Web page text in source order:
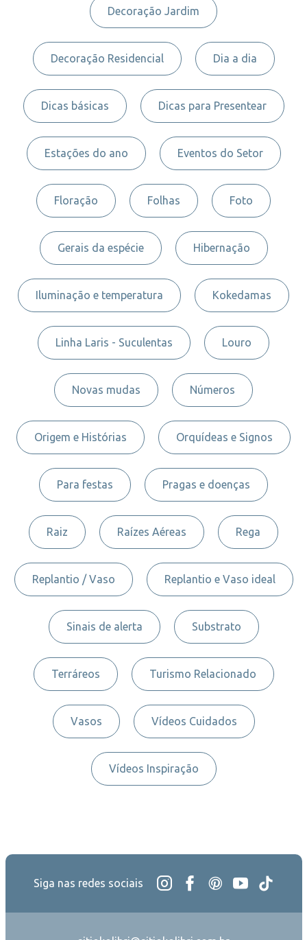
Decoração Jardim
Decoração Residencial Dia a dia
Dicas básicas Dicas para Presentear
Estações do ano Eventos do Setor
Floração Folhas Foto
Gerais da espécie Hibernação
Iluminação e temperatura Kokedamas
Linha Laris - Suculentas Louro
Novas mudas Números
Origem e Histórias Orquídeas e Signos
Para festas Pragas e doenças
Raiz Raízes Aéreas Rega
Replantio / Vaso Replantio e Vaso ideal
Sinais de alerta Substrato
Terráreos Turismo Relacionado
Vasos Vídeos Cuidados
Vídeos Inspiração
Siga nas redes sociais